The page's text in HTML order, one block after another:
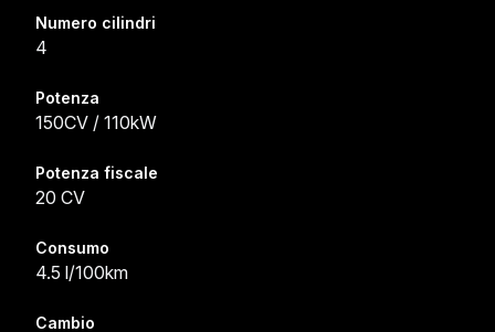
Numero cilindri
4
Potenza
150CV / 110kW
Potenza fiscale
20 CV
Consumo
4.5 l/100km
Cambio